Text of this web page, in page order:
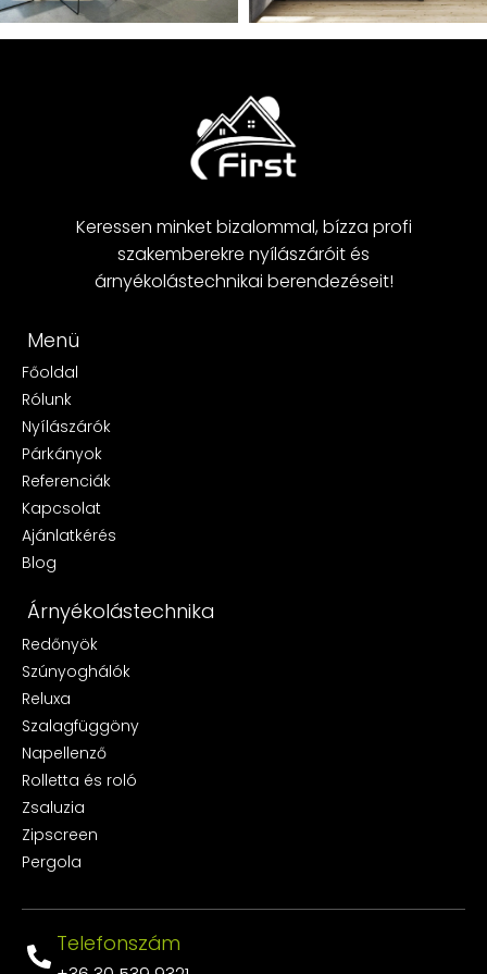
Keressen minket bizalommal, bízza profi
szakemberekre nyílászáróit és
árnyékolástechnikai berendezéseit!
Menü
Főoldal
Rólunk
Nyílászárók
Párkányok
Referenciák
Kapcsolat
Ajánlatkérés
Blog
Árnyékolástechnika
Redőnyök
Szúnyoghálók
Reluxa
Szalagfüggöny
Napellenző
Rolletta és roló
Zsaluzia
Zipscreen
Pergola
Telefonszám